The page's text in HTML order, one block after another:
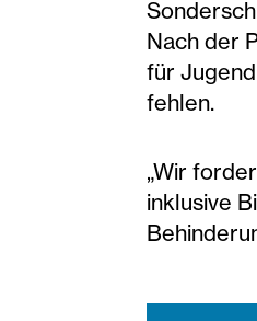
Nach der
für
fehlen.
„Wir
inklusive